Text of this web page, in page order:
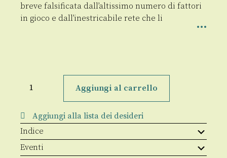
breve falsificata dall’altissimo numero di fattori
in gioco e dall’inestricabile rete che li
Rapporto
Aggiungi al carrello
Aggiungi alla lista dei desideri
Indice
Eventi